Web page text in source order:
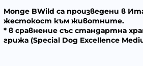
Monge BWild са произведени в
жестокост към животните.
* в сравнение със стандартна
грижа (Special Dog Excellence